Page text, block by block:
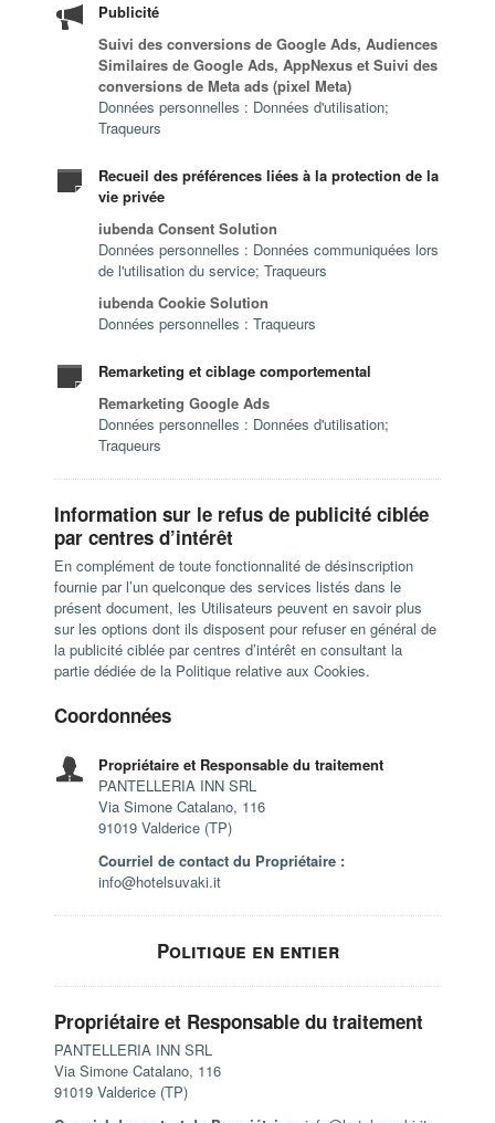
Publicité
Suivi des conversions de Google Ads, Audiences
Similaires de Google Ads, AppNexus et Suivi des
conversions de Meta ads (pixel Meta)
Données personnelles : Données d'utilisation;
Traqueurs
Recueil des préférences liées à la protection de la
vie privée
iubenda Consent Solution
Données personnelles : Données communiquées lors
de l'utilisation du service; Traqueurs
iubenda Cookie Solution
Données personnelles : Traqueurs
Remarketing et ciblage comportemental
Remarketing Google Ads
Données personnelles : Données d'utilisation;
Traqueurs
Information sur le refus de publicité ciblée
par centres d’intérêt
En complément de toute fonctionnalité de désinscription
fournie par l’un quelconque des services listés dans le
présent document, les Utilisateurs peuvent en savoir plus
sur les options dont ils disposent pour refuser en général de
la publicité ciblée par centres d’intérêt en consultant la
partie dédiée de la Politique relative aux Cookies.
Coordonnées
Propriétaire et Responsable du traitement
PANTELLERIA INN SRL
Via Simone Catalano, 116
91019 Valderice (TP)
Courriel de contact du Propriétaire :
info@hotelsuvaki.it
Politique en entier
Propriétaire et Responsable du traitement
PANTELLERIA INN SRL
Via Simone Catalano, 116
91019 Valderice (TP)